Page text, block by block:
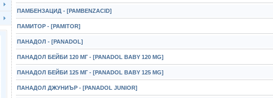
ПАМБЕНЗАЦИД - [PAMBENZACID]
ПАМИТОР - [PAMITOR]
ПАНАДОЛ - [PANADOL]
ПАНАДОЛ БЕЙБИ 120 МГ - [PANADOL BABY 120 MG]
ПАНАДОЛ БЕЙБИ 125 МГ - [PANADOL BABY 125 MG]
ПАНАДОЛ ДЖУНИЪР - [PANADOL JUNIOR]